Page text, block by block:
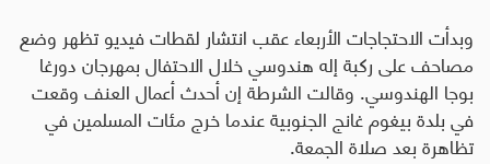
وبدأت الاحتجاجات الأربعاء عقب انتشار لقطات فيديو تظهر وضع
مصاحف على ركبة إله هندوسي خلال الاحتفال بمهرجان دورغا
بوجا الهندوسي. وقالت الشرطة إن أحدث أعمال العنف وقعت
في بلدة بيغوم غانج الجنوبية عندما خرج مئات المسلمين في
تظاهرة بعد صلاة الجمعة.